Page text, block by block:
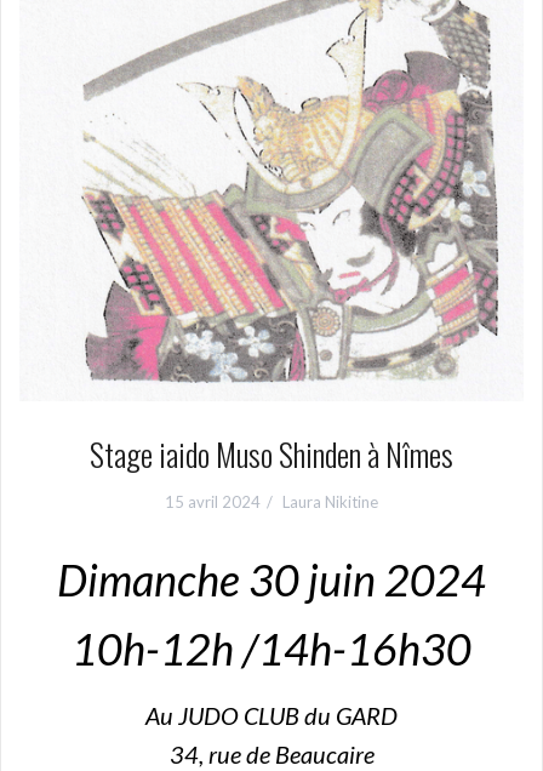
Stage iaido Muso Shinden à Nîmes
15 avril 2024 Laura Nikitine
Dimanche 30 juin 2024
10h-12h /14h-16h30
Au JUDO CLUB du GARD
34, rue de Beaucaire